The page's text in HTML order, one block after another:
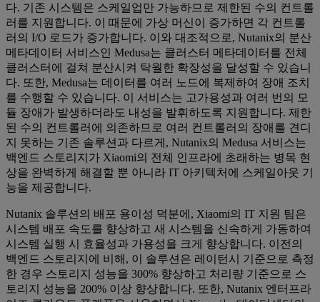
다. 기존 시스템은 스케일업만 가능하므로 제한된 수의 컨트롤
러를 지원합니다. 이 때문에 가상 머신이 증가하면 각 컨트롤
러의 I/O 로드가 증가합니다. 이와 대조적으로, Nutanix의 분산
메타데이터 서비스인 Medusa는 클러스터 메타데이터를 전체
클러스터에 걸쳐 분산시켜 탁월한 확장성을 달성할 수 있습니
다. 또한, Medusa는 데이터를 여러 노드에 복제하여 장애 조치
를 수행할 수 있습니다. 이 서비스는 고가용성과 여러 번의 모
듈 장애가 발생하더라도 내성을 발휘하도록 지원합니다. 제한
된 수의 컨트롤러에 의존하므로 여러 컨트롤러의 장애를 견디
지 못하는 기존 솔루션과 다르게, Nutanix의 Medusa 서비스는
백엔드 스토리지가 Xiaomi의 전체 인프라에 초래하는 병목 현
상을 완벽하게 해결할 뿐 아니라 IT 아키텍처에 스케일아웃 기
능을 제공합니다.
Nutanix 솔루션의 배포 용이성 덕분에, Xiaomi의 IT 지원 팀은
시스템 배포 속도를 향상하고 새 시스템을 신속하게 가동하여
시스템 실행 시 효율성과 가용성을 크게 향상합니다. 이전의
백엔드 스토리지에 비해, 이 솔루션은 레이턴시 기준으로 측정
한 경우 스토리지 성능을 300% 향상하고 처리량 기준으로 스
토리지 성능을 200% 이상 향상합니다. 또한, Nutanix 엔터프라